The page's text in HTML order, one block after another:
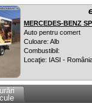
MERCEDES-BENZ
Auto pentru comert
Culoare: Alb
Combustibil:
Locaţie: IASI -